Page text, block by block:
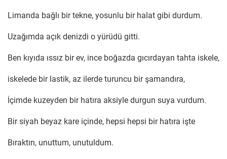
Limanda bağlı bir tekne, yosunlu bir halat gibi durdum.
Uzağımda açık denizdi o yürüdü gitti.
Ben kıyıda ıssız bir ev, ince boğazda gıcırdayan tahta iskele,
iskelede bir lastik, az ilerde turuncu bir şamandıra,
İçimde kuzeyden bir hatıra aksiyle durgun suya vurdum.
Bir siyah beyaz kare içinde, hepsi hepsi bir hatıra işte
Bıraktın, unuttum, unutuldum.